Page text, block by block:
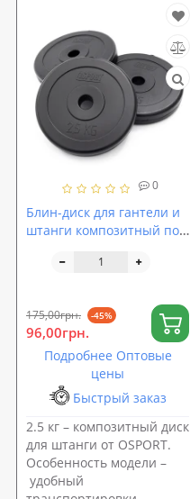
0
Блин-диск для гантели и
штанги композитный под
2.5 кг (OF-0141)
175,00грн. -45%
96,00грн.
Подробнее Оптовые
цены
Быстрый заказ
2.5 кг – композитный диск
для штанги от OSPORT.
Особенность модели –
удобный